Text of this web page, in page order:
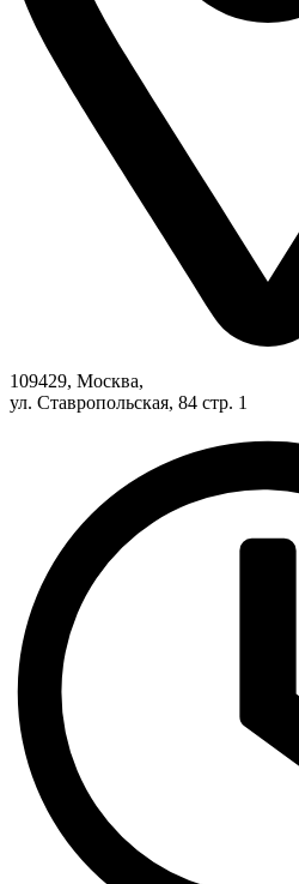
109429, Москва,
ул. Ставропольская, 84 стр. 1